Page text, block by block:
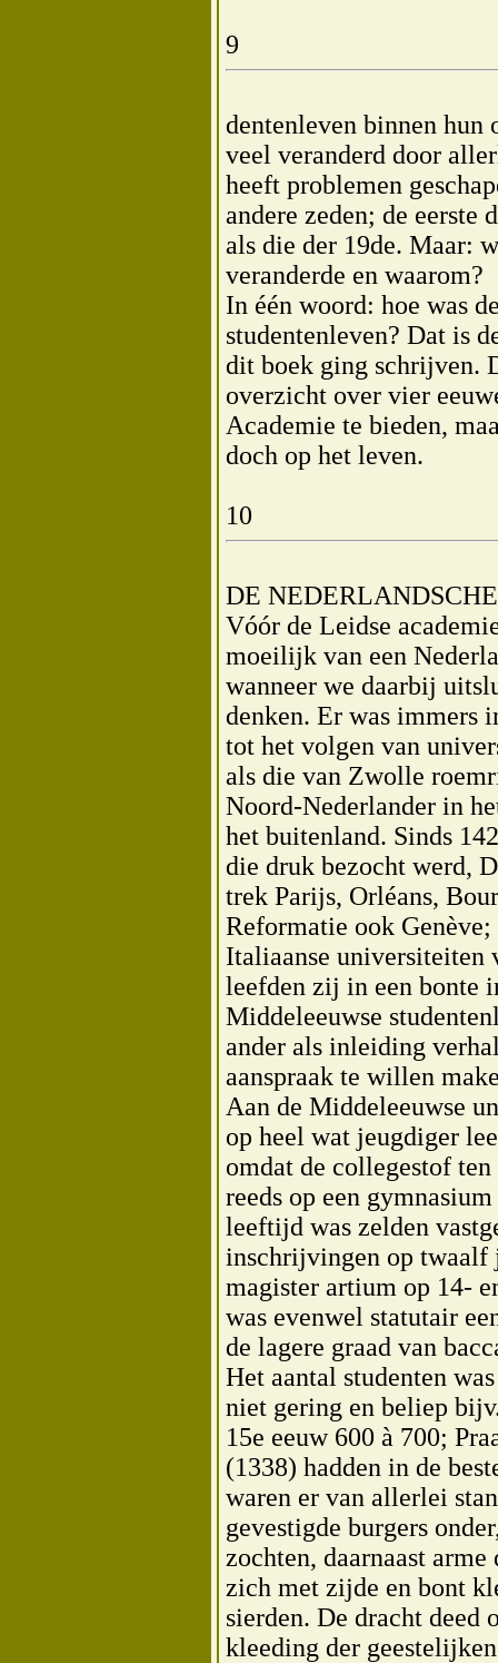
9
dentenleven binnen hun
veel veranderd door
heeft problemen
andere zeden; de eerste
als die der 19de. Maar:
veranderde en waarom?
In één woord: hoe was
studentenleven? Dat is
dit boek ging schrijven.
overzicht over vier
Academie te bieden,
doch op het leven.
10
DE
Vóór de Leidse
moeilijk van een
wanneer we daarbij
denken. Er was immers
tot het volgen van
als die van Zwolle
Noord-Nederlander in
het buitenland. Sinds
die druk bezocht werd,
trek Parijs, Orléans,
Reformatie ook
Italiaanse universiteiten
leefden zij in een bonte
Middeleeuwse
ander als inleiding
aanspraak te willen
Aan de Middeleeuwse
op heel wat jeugdiger
omdat de collegestof
reeds op een
leeftijd was zelden
inschrijvingen op twaalf
magister artium op 14-
was evenwel statutair
de lagere graad van
Het aantal studenten
niet gering en beliep
15e eeuw 600 à 700;
(1338) hadden in de
waren er van allerlei
gevestigde burgers
zochten, daarnaast
zich met zijde en bont
sierden. De dracht deed
kleeding der